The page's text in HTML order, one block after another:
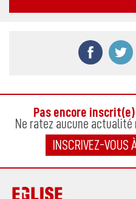
Pas encore
Ne ratez aucune actualité
INSCRIVEZ-VOUS